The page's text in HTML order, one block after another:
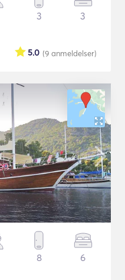
3 3
(9 anmeldelser)
5.0
8 6